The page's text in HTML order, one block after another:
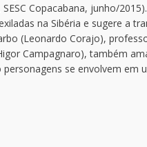
Copacabana, junho/
na Sibéria e sugere a
(Leonardo Corajo),
Campagnaro), também
se envolvem em